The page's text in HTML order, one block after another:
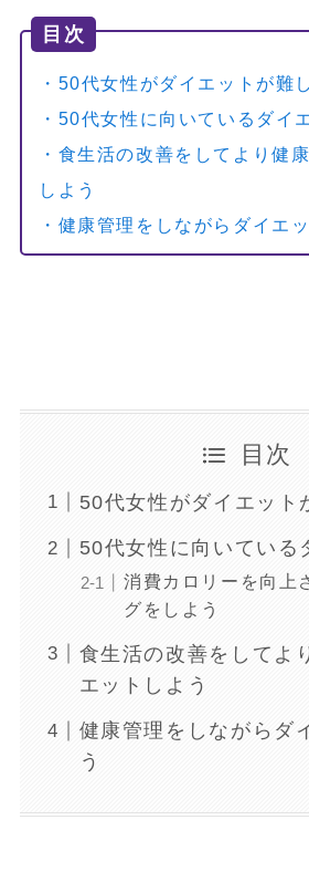
目次
・50代女性がダイエットが難
・50代女性に向いているダイ
・食生活の改善をしてより健
しよう
・健康管理をしながらダイエ
目次
50代女性がダイエット
50代女性に向いている
消費カロリーを向上
グをしよう
食生活の改善をしてよ
エットしよう
健康管理をしながらダ
う